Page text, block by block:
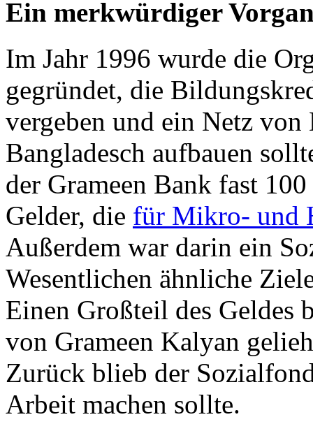
Ein merkwürdiger
Im Jahr 1996 wurde die
gegründet, die
vergeben und ein Netz
Bangladesch aufbauen
der Grameen Bank fast
Gelder, die für Mikro- und
Außerdem war darin ein
Wesentlichen ähnliche
Einen Großteil des Geldes
von Grameen Kalyan
Zurück blieb der
Arbeit machen sollte.